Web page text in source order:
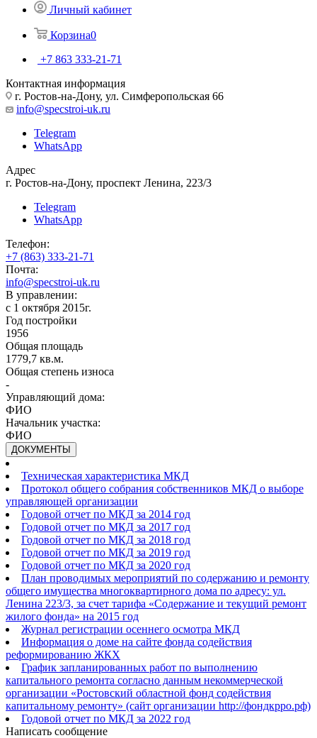
Личный кабинет
Корзина0
+7 863 333-21-71
Контактная информация
г. Ростов-на-Дону, ул. Симферопольская 66
info@specstroi-uk.ru
Telegram
WhatsApp
Адрес
г. Ростов-на-Дону, проспект Ленина, 223/3
Telegram
WhatsApp
Телефон:
+7 (863) 333-21-71
Почта:
info@specstroi-uk.ru
В управлении:
с 1 октября 2015г.
Год постройки
1956
Общая площадь
1779,7 кв.м.
Общая степень износа
-
Управляющий дома:
ФИО
Начальник участка:
ФИО
ДОКУМЕНТЫ
Техническая характеристика МКД
Протокол общего собрания собственников МКД о выборе
управляющей организации
Годовой отчет по МКД за 2014 год
Годовой отчет по МКД за 2017 год
Годовой отчет по МКД за 2018 год
Годовой отчет по МКД за 2019 год
Годовой отчет по МКД за 2020 год
План проводимых мероприятий по содержанию и ремонту
общего имущества многоквартирного дома по адресу: ул.
Ленина 223/3, за счет тарифа «Содержание и текущий ремонт
жилого фонда» на 2015 год
Журнал регистрации осеннего осмотра МКД
Информация о доме на сайте фонда содействия
реформированию ЖКХ
График запланированных работ по выполнению
капитального ремонта согласно данным некоммерческой
организации «Ростовский областной фонд содействия
капитальному ремонту» (сайт организации http://фондкрро.рф)
Годовой отчет по МКД за 2022 год
Написать сообщение